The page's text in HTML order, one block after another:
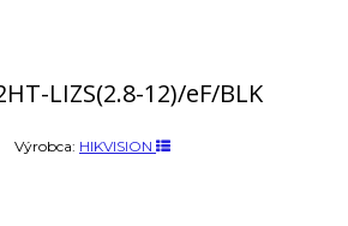
LIZS(2.8-12)/eF/BLK
Výrobca: HIKVISION